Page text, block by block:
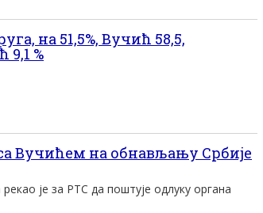
на 51,5%, Вучић 58,5,
9,1 %
Вучићем на обнављању Србије
је за РТС да поштује одлуку органа